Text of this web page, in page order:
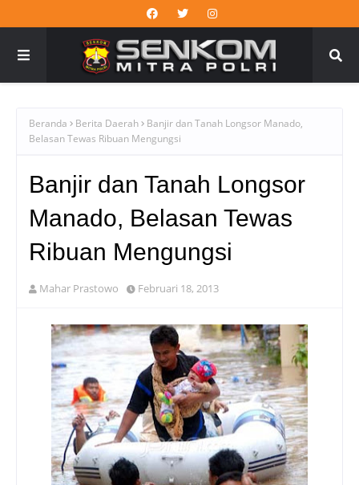
Beranda Berita Daerah
Banjir dan Tanah Longsor Manado,
Belasan Tewas Ribuan Mengungsi
Banjir dan Tanah Longsor
Manado, Belasan Tewas
Ribuan Mengungsi
Mahar Prastowo Februari 18, 2013